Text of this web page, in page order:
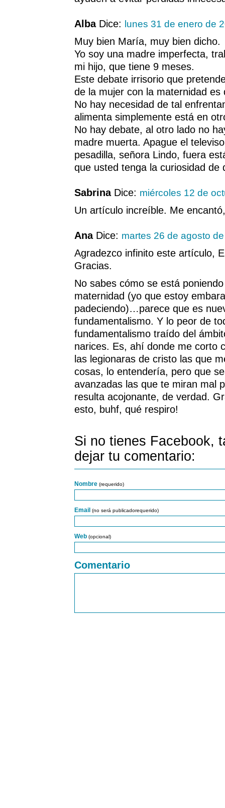
AlbaDice: lunes 31 de enero de
Muy bien María, muy bien dicho.
Yo soy una madre imperfecta,
mi hijo, que tiene 9 meses.
Este debate irrisorio que
de la mujer con la maternidad es
No hay necesidad de tal
alimenta simplemente está en
No hay debate, al otro lado no
madre muerta. Apague el
pesadilla, señora Lindo, fuera
que usted tenga la curiosidad de
SabrinaDice: miércoles 12 de
Un artículo increíble. Me
AnaDice: martes 26 de agosto
Agradezco infinito este artículo,
Gracias.
No sabes cómo se está
maternidad (yo que estoy
padeciendo)…parece que es
fundamentalismo. Y lo peor de
fundamentalismo traído del
narices. Es, ahí donde me corto
las legionaras de cristo las que
cosas, lo entendería, pero que
avanzadas las que te miran mal
resulta acojonante, de verdad.
esto, buhf, qué respiro!
Si no tienes Facebook,
dejar tu comentario:
Nombre (requerido)
Email (no será publicadorequerido)
Web (opcional)
Comentario